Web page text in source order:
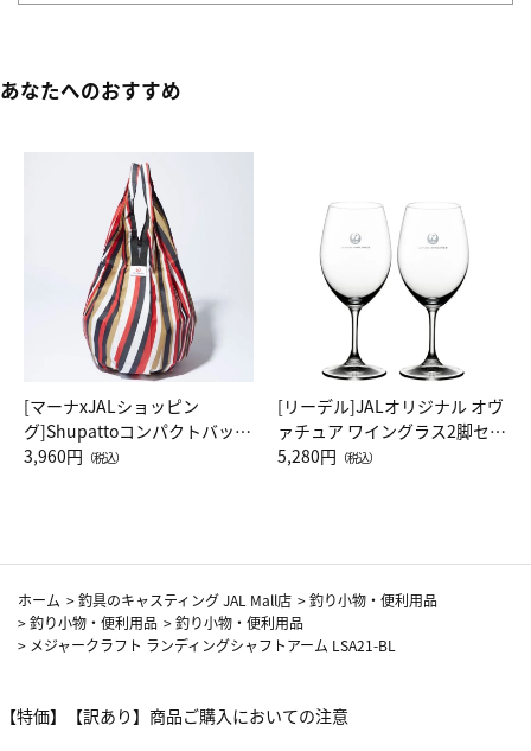
あなたへのおすすめ
[マーナxJALショッピン
グ]Shupattoコンパクトバッグ
Drop JAL客室乗務員（LC）ス
3,960円 （税込）
[リーデル]JALオリジナル オヴ
ァチュア ワイングラス2脚セッ
ト（レッドワイン）
5,280円 （税込）
ホーム >釣具のキャスティング JAL Mall店 >釣り小物・便利用品
>釣り小物・便利用品 >釣り小物・便利用品
> メジャークラフト ランディングシャフトアーム LSA21-BL
【特価】【訳あり】商品ご購入においての注意